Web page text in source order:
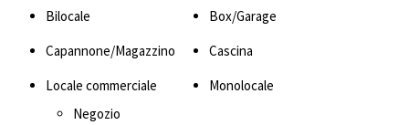
Bilocale
Box/Garage
Capannone/Magazzino
Cascina
Locale commerciale
Negozio
Monolocale